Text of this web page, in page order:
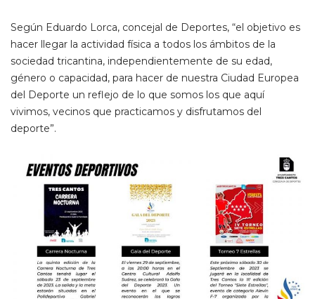
Según Eduardo Lorca, concejal de Deportes, “el objetivo es
hacer llegar la actividad física a todos los ámbitos de la
sociedad tricantina, independientemente de su edad,
género o capacidad, para hacer de nuestra Ciudad Europea
del Deporte un reflejo de lo que somos los que aquí
vivimos, vecinos que practicamos y disfrutamos del
deporte”.